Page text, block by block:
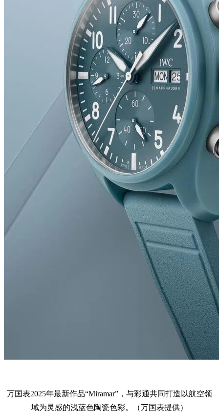
万国表2025年最新作品“Miramar”，与彩通共同打造以航空领
域为灵感的浅蓝色陶瓷色彩。（万国表提供）